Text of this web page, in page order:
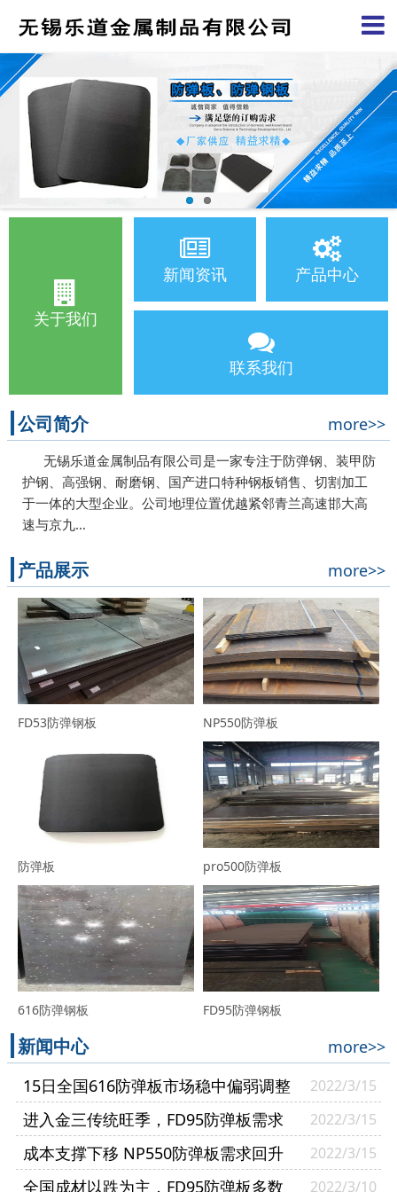
关于我们
新闻资讯 产品中心
联系我们
公司简介 more>>
无锡乐道金属制品有限公司是一家专注于防弹钢、装甲防
护钢、高强钢、耐磨钢、国产进口特种钢板销售、切割加工
于一体的大型企业。公司地理位置优越紧邻青兰高速邯大高
速与京九…
产品展示 more>>
FD53防弹钢板 NP550防弹板
防弹板 pro500防弹板
616防弹钢板 FD95防弹钢板
新闻中心
more>>
15日全国616防弹板市场稳中偏弱调整
2022/3/15
进入金三传统旺季，FD95防弹板需求
逐渐复苏
2022/3/15
成本支撑下移 NP550防弹板需求回升
幅度有限
2022/3/15
全国成材以跌为主，FD95防弹板多数 2022/3/10